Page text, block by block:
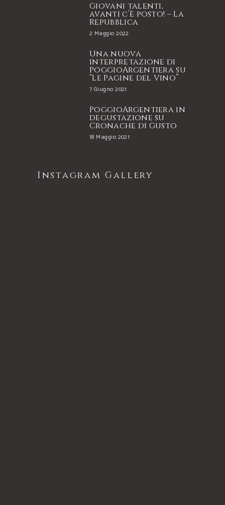
Giovani talenti,
avanti c’è posto! – La
Repubblica
2 Maggio 2022
Una nuova
interpretazione di
PoggioArgentiera su
“Le Pagine del Vino”
7 Giugno 2021
PoggioArgentiera in
degustazione su
Cronache di Gusto
18 Maggio 2021
Instagram Gallery